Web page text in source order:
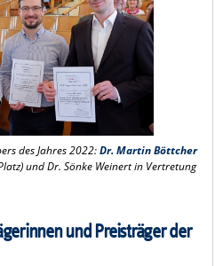
des Jahres 2022:Dr. Martin Böttcher
und Dr. Sönke Weinert in Vertretung
und Preisträger der